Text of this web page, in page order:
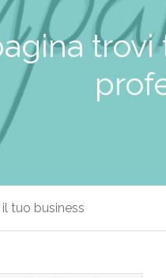
tuo business